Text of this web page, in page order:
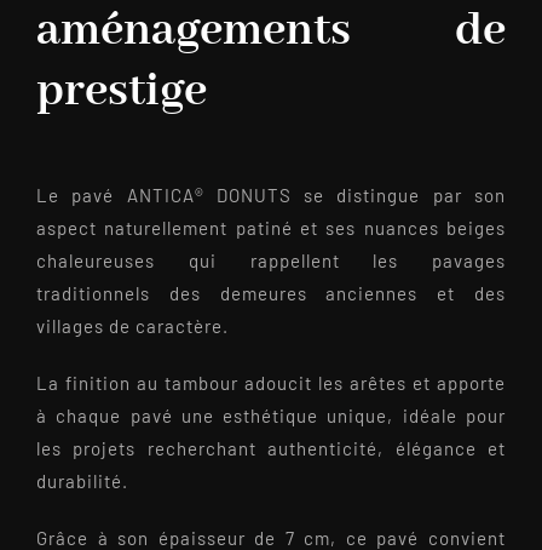
aménagements de
prestige
Le pavé ANTICA® DONUTS se distingue par son
aspect naturellement patiné et ses nuances beiges
chaleureuses qui rappellent les pavages
traditionnels des demeures anciennes et des
villages de caractère.
La finition au tambour adoucit les arêtes et apporte
à chaque pavé une esthétique unique, idéale pour
les projets recherchant authenticité, élégance et
durabilité.
Grâce à son épaisseur de 7 cm, ce pavé convient